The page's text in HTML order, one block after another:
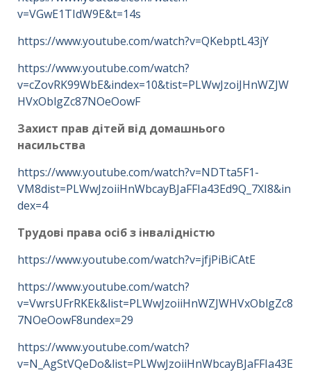
v=VGwE1TIdW9E&t=14s
https://www.youtube.com/watch?v=QKebptL43jY
https://www.youtube.com/watch?
v=cZovRK99WbE&index=10&tist=PLWwJzoiJHnWZJW
HVxOblgZc87NOeOowF
Захист прав дітей від домашнього
насильства
https://www.youtube.com/watch?v=NDTta5F1-
VM8dist=PLWwJzoiiHnWbcayBJaFFIa43Ed9Q_7XI8&in
dex=4
Трудові права осіб з інвалідністю
https://www.youtube.com/watch?v=jfjPiBiCAtE
https://www.youtube.com/watch?
v=VwrsUFrRKEk&list=PLWwJzoiiHnWZJWHVxOblgZc8
7NOeOowF8undex=29
https://www.youtube.com/watch?
v=N_AgStVQeDo&list=PLWwJzoiiHnWbcayBJaFFIa43E